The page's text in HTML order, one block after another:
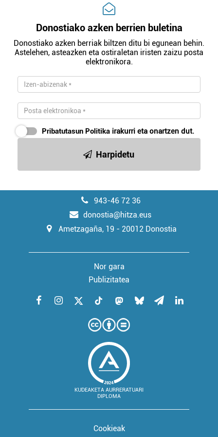
Donostiako azken berrien buletina
Donostiako azken berriak biltzen ditu bi egunean behin.
Astelehen, asteazken eta ostiraletan iristen zaizu posta
elektronikora.
Pribatutasun Politika irakurri eta onartzen dut.
Harpidetu
943-46 72 36
donostia@hitza.eus
Ametzagaña, 19 - 20012 Donostia
Nor gara
Publizitatea
KUDEAKETA AURRERATUARI
DIPLOMA
Cookieak